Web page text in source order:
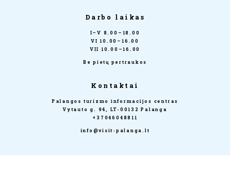
Darbo laikas
I–V 8.00–18.00
VI 10.00–16.00
VII 10.00–16.00
Be pietų pertraukos
Kontaktai
Palangos turizmo informacijos centras
Vytauto g. 94, LT-00132 Palanga
+37046048811
info@visit-palanga.lt